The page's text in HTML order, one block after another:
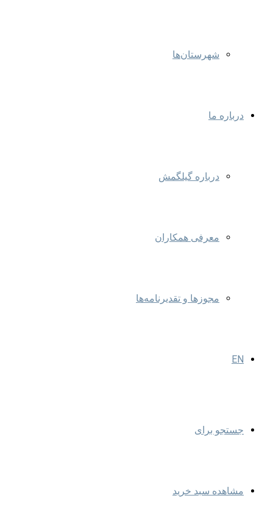
شهرستان‌ها
درباره ما
درباره گیلگمش
معرفی همکاران
مجوزها و تقدیرنامه‌ها
EN
جستجو برای
مشاهده سبد خرید